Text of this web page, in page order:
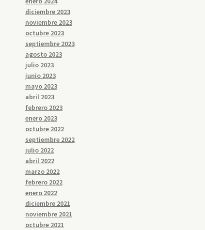
diciembre 2023
noviembre 2023
octubre 2023
septiembre 2023
agosto 2023
julio 2023
junio 2023
mayo 2023
abril 2023
febrero 2023
enero 2023
octubre 2022
septiembre 2022
julio 2022
abril 2022
marzo 2022
febrero 2022
enero 2022
diciembre 2021
noviembre 2021
octubre 2021